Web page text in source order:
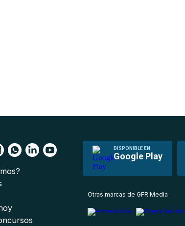
DISPONIBLE EN
Google Play
Otras marcas de GFR Media